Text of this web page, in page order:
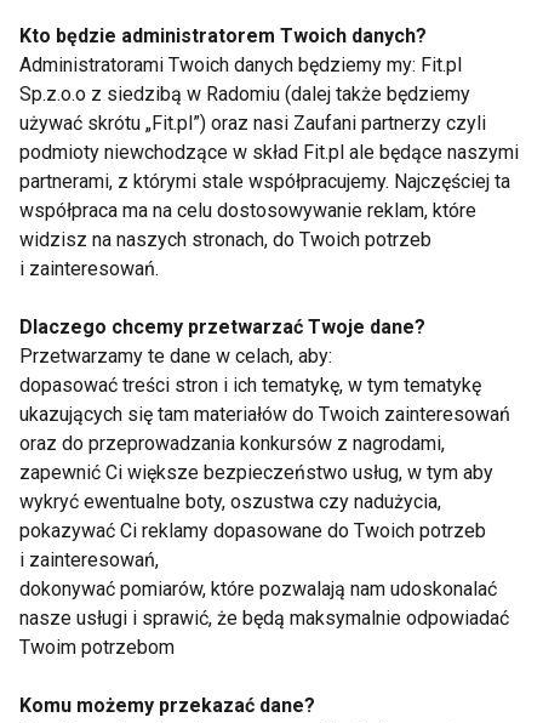
Warsztaty z
Cheerleaders ENERGY
Cheerleaderski
Prokomu tańczą w
Turcji
Marta Filipkowska -
taniec w moim życiu
jest numerem jeden!
Marta Filipkowska -
taniec w moim życiu
jest numerem jeden!
Pokaż więcej
Cheerleaders Energy
Kto będzie administratorem Twoich danych?
Administratorami Twoich danych będziemy my: Fit.pl
Sp.z.o.o z siedzibą w Radomiu (dalej także będziemy
używać skrótu „Fit.pl”) oraz nasi Zaufani partnerzy czyli
podmioty niewchodzące w skład Fit.pl ale będące naszymi
partnerami, z którymi stale współpracujemy. Najczęściej ta
współpraca ma na celu dostosowywanie reklam, które
widzisz na naszych stronach, do Twoich potrzeb
i zainteresowań.
Dlaczego chcemy przetwarzać Twoje dane?
Przetwarzamy te dane w celach, aby:
dopasować treści stron i ich tematykę, w tym tematykę
ukazujących się tam materiałów do Twoich zainteresowań
oraz do przeprowadzania konkursów z nagrodami,
zapewnić Ci większe bezpieczeństwo usług, w tym aby
wykryć ewentualne boty, oszustwa czy nadużycia,
pokazywać Ci reklamy dopasowane do Twoich potrzeb
i zainteresowań,
dokonywać pomiarów, które pozwalają nam udoskonalać
nasze usługi i sprawić, że będą maksymalnie odpowiadać
Twoim potrzebom
Komu możemy przekazać dane?